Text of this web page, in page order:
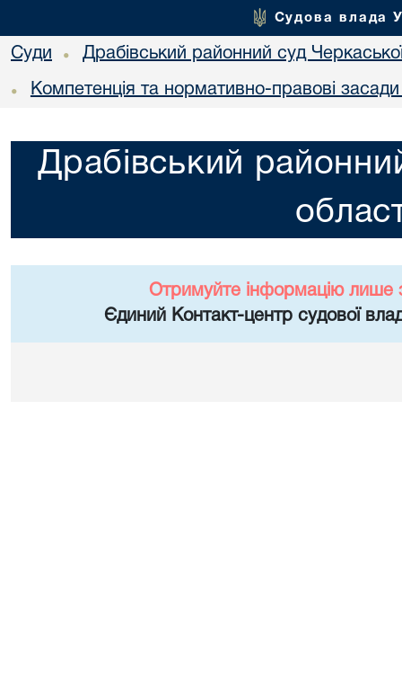
Судова влада
Суди • Драбівський районний суд
• Компетенція та нормативно-правові засади
Драбівський
Отримуйте інформацію лише
Єдиний Контакт-центр судової